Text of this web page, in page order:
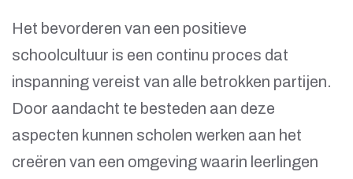
Het bevorderen van een positieve
schoolcultuur is een continu proces dat
inspanning vereist van alle betrokken partijen.
Door aandacht te besteden aan deze
aspecten kunnen scholen werken aan het
creëren van een omgeving waarin leerlingen